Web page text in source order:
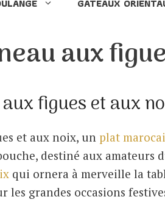
h
GATEAUX
aux
figues et aux
et aux noix, un plat
destiné aux amateurs
qui ornera à merveille la
les grandes occasions